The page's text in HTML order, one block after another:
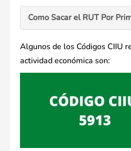
Como Sacar el RUT Por
Algunos de los Códigos CIIU
actividad económica son: